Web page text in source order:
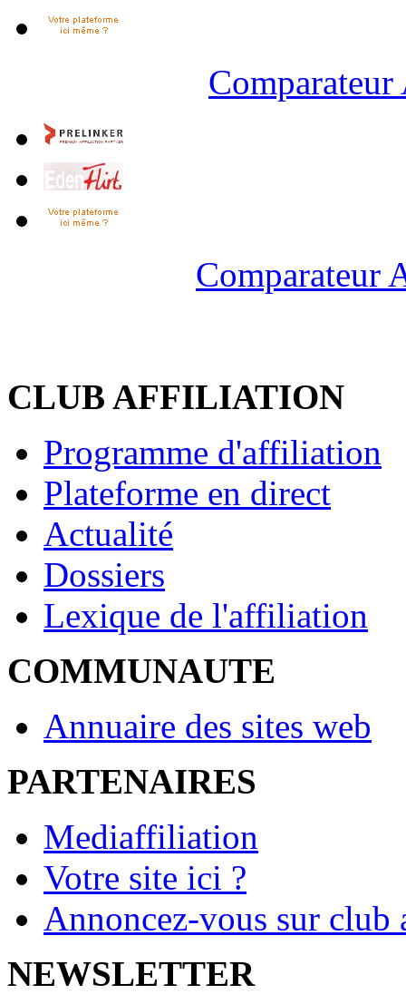
Comparateur
CLUB AFFILIATION
Programme d'affiliation
Plateforme en direct
Actualité
Dossiers
Lexique de l'affiliation
COMMUNAUTE
Annuaire des sites web
PARTENAIRES
Mediaffiliation
Votre site ici ?
Annoncez-vous sur
NEWSLETTER